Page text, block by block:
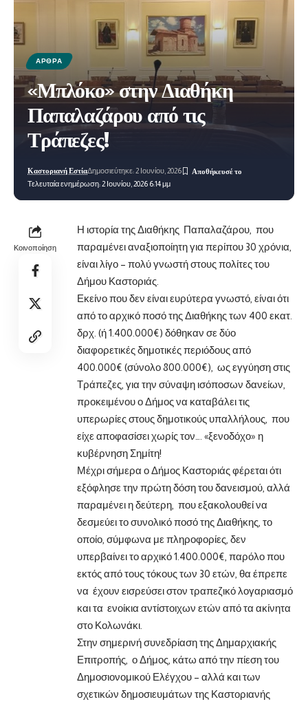
ΆΡΘΡΑ
«Μπλόκο» στην Διαθήκη
Παπαλαζάρου από τις
Τράπεζες!
Τελευταία ενημέρωση: 2 Ιουνίου, 2026 6:14 μμ
Καστοριανή ΕστίαΔημοσιεύτηκε: 2 Ιουνίου, 2026
Κοινοποίηση
Η ιστορία της Διαθήκης Παπαλαζάρου, που
παραμένει αναξιοποίητη για περίπου 30 χρόνια,
είναι λίγο – πολύ γνωστή στους πολίτες του
Δήμου Καστοριάς.
Εκείνο που δεν είναι ευρύτερα γνωστό, είναι ότι
από το αρχικό ποσό της Διαθήκης των 400 εκατ.
δρχ. (ή 1.400.000€) δόθηκαν σε δύο
διαφορετικές δημοτικές περιόδους από
400.000€ (σύνολο 800.000€), ως εγγύηση στις
Τράπεζες, για την σύναψη ισόποσων δανείων,
προκειμένου ο Δήμος να καταβάλει τις
υπερωρίες στους δημοτικούς υπαλλήλους, που
είχε αποφασίσει χωρίς τον…. «ξενοδόχο» η
κυβέρνηση Σημίτη!
Μέχρι σήμερα ο Δήμος Καστοριάς φέρεται ότι
εξόφλησε την πρώτη δόση του δανεισμού, αλλά
παραμένει η δεύτερη, που εξακολουθεί να
δεσμεύει το συνολικό ποσό της Διαθήκης, το
οποίο, σύμφωνα με πληροφορίες, δεν
υπερβαίνει το αρχικό 1.400.000€, παρόλο που
εκτός από τους τόκους των 30 ετών, θα έπρεπε
να έχουν εισρεύσει στον τραπεζικό λογαριασμό
και τα ενοίκια αντίστοιχων ετών από τα ακίνητα
στο Κολωνάκι.
Στην σημερινή συνεδρίαση της Δημαρχιακής
Επιτροπής, ο Δήμος, κάτω από την πίεση του
Δημοσιονομικού Ελέγχου – αλλά και των
σχετικών δημοσιευμάτων της Καστοριανής